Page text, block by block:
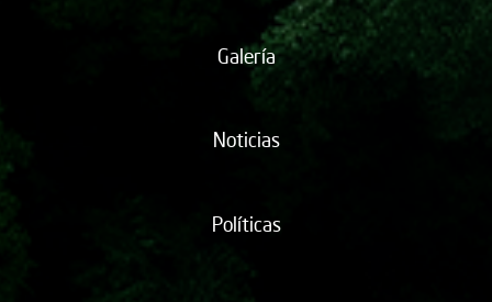
Galería
Noticias
Políticas